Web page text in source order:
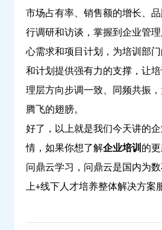
市场占有率、销售额的增长、
行调研和访谈，掌握到企业管
心需求和项目计划，为培训部
和计划提供强有力的支撑，让
理层方向步调一致、同频共振
腾飞的翅膀。
好了，以上就是我们今天讲的
情，如果你想了解企业培训 的
问鼎云学习，问鼎云是国内为
上+线下人才培养整体解决方案